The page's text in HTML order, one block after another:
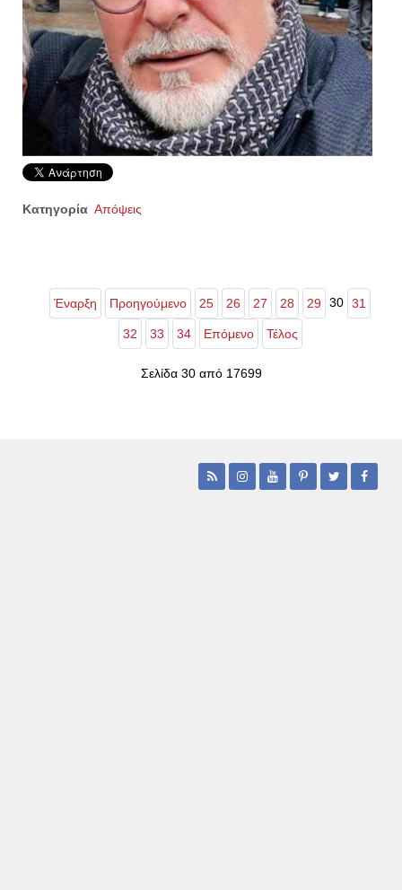
Κατηγορία Απόψεις
Έναρξη Προηγούμενο 25 26 27 28 29 30 31
32 33 34 Επόμενο Τέλος
Σελίδα 30 από 17699